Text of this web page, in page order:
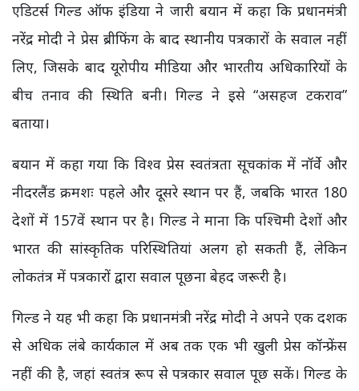
एडिटर्स गिल्ड ऑफ इंडिया ने जारी बयान में कहा कि प्रधानमंत्री
नरेंद्र मोदी ने प्रेस ब्रीफिंग के बाद स्थानीय पत्रकारों के सवाल नहीं
लिए, जिसके बाद यूरोपीय मीडिया और भारतीय अधिकारियों के
बीच तनाव की स्थिति बनी। गिल्ड ने इसे “असहज टकराव”
बताया।
बयान में कहा गया कि विश्व प्रेस स्वतंत्रता सूचकांक में नॉर्वे और
नीदरलैंड क्रमशः पहले और दूसरे स्थान पर हैं, जबकि भारत 180
देशों में 157वें स्थान पर है। गिल्ड ने माना कि पश्चिमी देशों और
भारत की सांस्कृतिक परिस्थितियां अलग हो सकती हैं, लेकिन
लोकतंत्र में पत्रकारों द्वारा सवाल पूछना बेहद जरूरी है।
गिल्ड ने यह भी कहा कि प्रधानमंत्री नरेंद्र मोदी ने अपने एक दशक
से अधिक लंबे कार्यकाल में अब तक एक भी खुली प्रेस कॉन्फ्रेंस
नहीं की है, जहां स्वतंत्र रूप से पत्रकार सवाल पूछ सकें। गिल्ड के